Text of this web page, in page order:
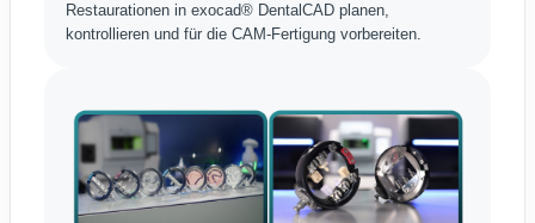
Restaurationen in exocad® DentalCAD planen,
kontrollieren und für die CAM-Fertigung vorbereiten.